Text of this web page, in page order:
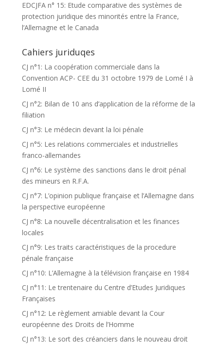
EDCJFA n° 15: Etude comparative des systèmes de
protection juridique des minorités entre la France,
l’Allemagne et le Canada
Cahiers juriduqes
CJ n°1: La coopération commerciale dans la
Convention ACP- CEE du 31 octobre 1979 de Lomé I à
Lomé II
CJ n°2: Bilan de 10 ans d’application de la réforme de la
filiation
CJ n°3: Le médecin devant la loi pénale
CJ n°5: Les relations commerciales et industrielles
franco-allemandes
CJ n°6: Le système des sanctions dans le droit pénal
des mineurs en R.F.A.
CJ n°7: L’opinion publique française et l’Allemagne dans
la perspective européenne
CJ n°8: La nouvelle décentralisation et les finances
locales
CJ n°9: Les traits caractéristiques de la procedure
pénale française
CJ n°10: L’Allemagne à la télévision française en 1984
CJ n°11: Le trentenaire du Centre d’Etudes Juridiques
Françaises
CJ n°12: Le règlement amiable devant la Cour
européenne des Droits de l’Homme
CJ n°13: Le sort des créanciers dans le nouveau droit